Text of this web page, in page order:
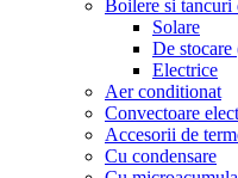
Boilere si tancuri
Solare
De
Electrice
Aer conditionat
Convectoare
Accesorii de
Cu condensare